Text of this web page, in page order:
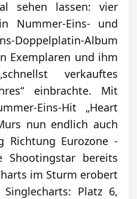
sehen lassen: vier
Nummer-Eins- und
Doppelplatin-Album
Exemplaren und ihm
verkauftes
einbrachte. Mit
Eins-Hit „Heart
nun endlich auch
Richtung Eurozone -
Shootingstar bereits
im Sturm erobert
Platz 6,